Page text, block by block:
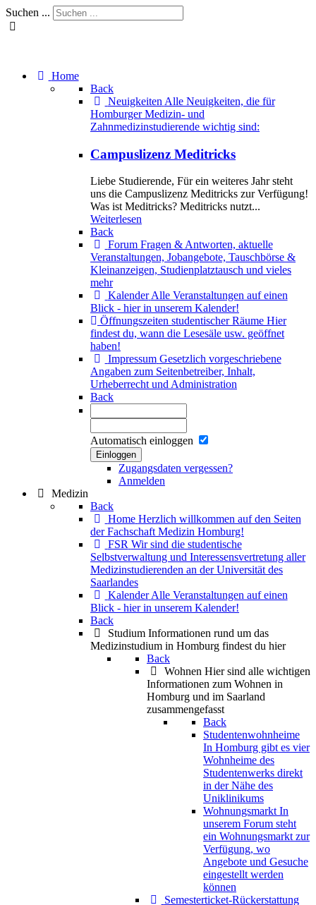
Suchen ...
Home
Back
Neuigkeiten Alle Neuigkeiten, die für
Homburger Medizin- und
Zahnmedizinstudierende wichtig sind:
Campuslizenz Meditricks
Liebe Studierende, Für ein weiteres Jahr steht
uns die Campuslizenz Meditricks zur Verfügung!
Was ist Meditricks? Meditricks nutzt...
Weiterlesen
Back
Forum Fragen & Antworten, aktuelle
Veranstaltungen, Jobangebote, Tauschbörse &
Kleinanzeigen, Studienplatztausch und vieles
mehr
Kalender Alle Veranstaltungen auf einen
Blick - hier in unserem Kalender!
Öffnungszeiten studentischer Räume Hier
findest du, wann die Lesesäle usw. geöffnet
haben!
Impressum Gesetzlich vorgeschriebene
Angaben zum Seitenbetreiber, Inhalt,
Urheberrecht und Administration
Back
Automatisch einloggen
Einloggen
Zugangsdaten vergessen?
Anmelden
Medizin
Back
Home Herzlich willkommen auf den Seiten
der Fachschaft Medizin Homburg!
FSR Wir sind die studentische
Selbstverwaltung und Interessensvertretung aller
Medizinstudierenden an der Universität des
Saarlandes
Kalender Alle Veranstaltungen auf einen
Blick - hier in unserem Kalender!
Back
Studium Informationen rund um das
Medizinstudium in Homburg findest du hier
Back
Wohnen Hier sind alle wichtigen
Informationen zum Wohnen in
Homburg und im Saarland
zusammengefasst
Back
Studentenwohnheime
In Homburg gibt es vier
Wohnheime des
Studentenwerks direkt
in der Nähe des
Uniklinikums
Wohnungsmarkt In
unserem Forum steht
ein Wohnungsmarkt zur
Verfügung, wo
Angebote und Gesuche
eingestellt werden
können
Semesterticket-Rückerstattung